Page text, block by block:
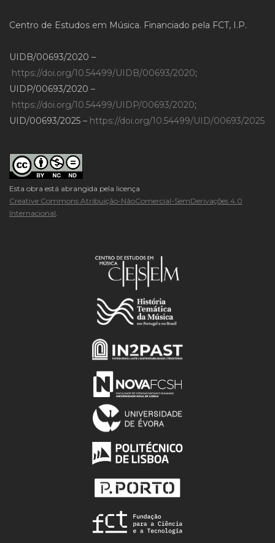
Centro de Estudos em Música. Financiado pela FCT, I.P.
UIDB/00693/2020 –
https://doi.org/10.54499/UIDB/00693/2020;
UIDP/00693/2020 –
https://doi.org/10.54499/UIDP/00693/2020;
UID/00693/2025 – https://doi.org/10.54499/UID/00693/2025
Esta obra está abrangida pela licença
Creative Commons Atribuição-NãoComercial-SemDerivações 4.0
Internacional